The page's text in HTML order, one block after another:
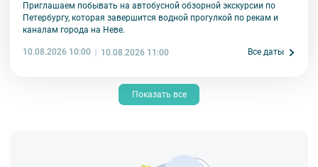
Приглашаем побывать на автобусной обзорной экскурсии по
Петербургу, которая завершится водной прогулкой по рекам и
каналам города на Неве.
10.08.2026 10:00 10.08.2026 11:00 Все даты
Показать все